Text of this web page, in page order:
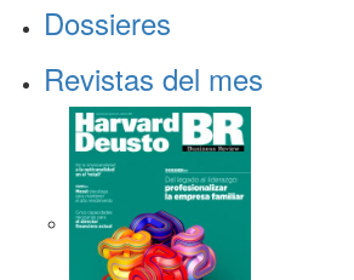
Dossieres
Revistas del mes